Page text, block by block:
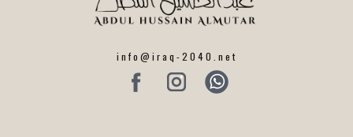
info@iraq-2040.net